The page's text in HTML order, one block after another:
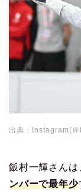
出典：Instagram(
飯村一輝さんは
ンバーで最年少